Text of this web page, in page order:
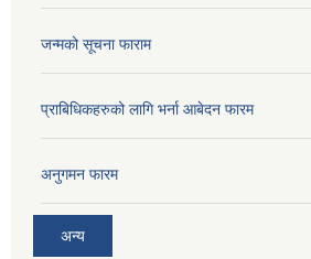
जन्मको सूचना फाराम
प्राबिधिकहरुको लागि भर्ना आबेदन फारम
अनुगमन फारम
अन्य